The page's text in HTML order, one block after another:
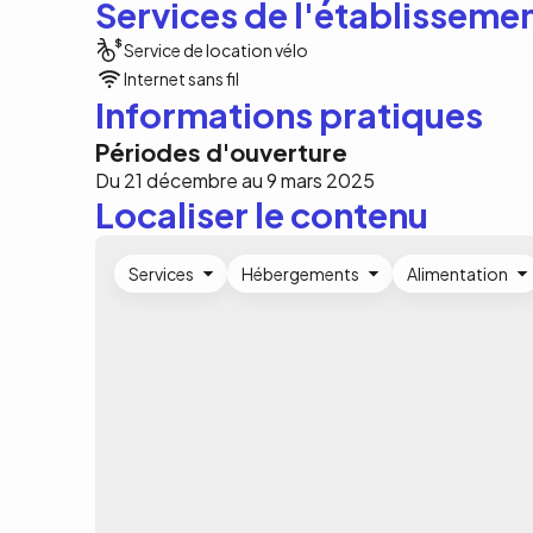
Services de
Service de location vélo
Internet sans fil
Informations pratiques
Périodes d'ouverture
Du 21 décembre au 9 mars 2025
Localiser le contenu
Services Hébergements Alimentation